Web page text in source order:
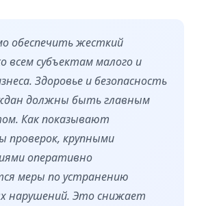
обеспечить жесткий
всем субъектам малого и
Здоровье и безопасность
должны быть главным
Как показывают
проверок, крупными
оперативно
меры по устранению
нарушений. Это снижает